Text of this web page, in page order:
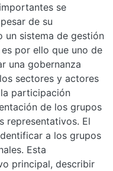
se
de su
un sistema de gestión
por ello que uno de
una gobernanza
sectores y actores
participación
de los grupos
representativos. El
a los grupos
Esta
principal, describir